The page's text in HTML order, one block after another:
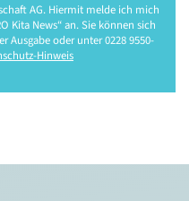
AG. Hiermit melde ich mich
Kita News“ an. Sie können sich
Ausgabe oder unter 0228 9550-
Hinweis